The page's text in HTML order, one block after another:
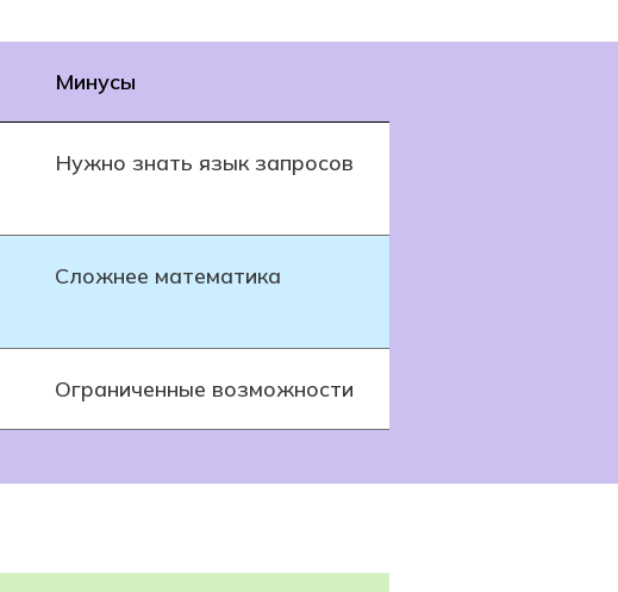
Минусы
Нужно знать язык запросов
Сложнее математика
Ограниченные возможности